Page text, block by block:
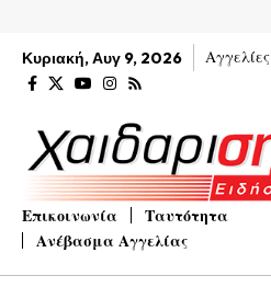
Κυριακή, Αυγ 9, 2026 Αγγελίες
Επικοινωνία
Ταυτότητα
Ανέβασμα Αγγελίας